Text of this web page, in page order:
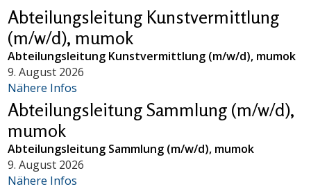
Abteilungsleitung Kunstvermittlung
(m/w/d), mumok
Abteilungsleitung Kunstvermittlung (m/w/d), mumok
9. August 2026
Nähere Infos
Abteilungsleitung Sammlung (m/w/d),
mumok
Abteilungsleitung Sammlung (m/w/d), mumok
9. August 2026
Nähere Infos